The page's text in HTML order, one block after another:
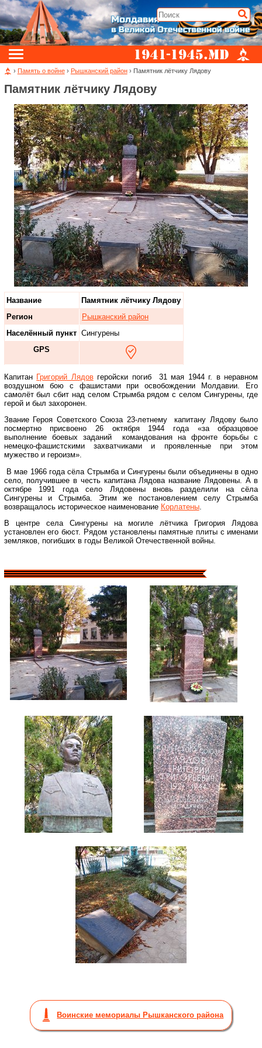
› Память о войне› Рышканский район› Памятник лётчику Лядову
Памятник лётчику Лядову
Название
Памятник лётчику Лядову
Регион
Рышканский район
Населённый пункт Сингурены
GPS
Капитан Григорий Лядовгеройски погиб 31 мая 1944 г. в неравном
воздушном бою с фашистами при освобождении Молдавии. Его
самолёт был сбит над селом Стрымба рядом с селом Сингурены, где
герой и был захоронен.
Звание Героя Советского Союза 23-летнему капитану Лядову было
посмертно присвоено 26 октября 1944 года «за образцовое
выполнение боевых заданий командования на фронте борьбы с
немецко-фашистскими захватчиками и проявленные при этом
мужество и героизм».
В мае 1966 года сёла Стрымба и Сингурены были объединены в одно
село, получившее в честь капитана Лядова название Лядовены. А в
октябре 1991 года село Лядовены вновь разделили на сёла
Сингурены и Стрымба. Этим же постановлением селу Стрымба
возвращалось историческое наименование Корлатены.
В центре села Сингурены на могиле лётчика Григория Лядова
установлен его бюст. Рядом установлены памятные плиты с именами
земляков, погибших в годы Великой Отечественной войны.
Воинские мемориалы Рышканского района